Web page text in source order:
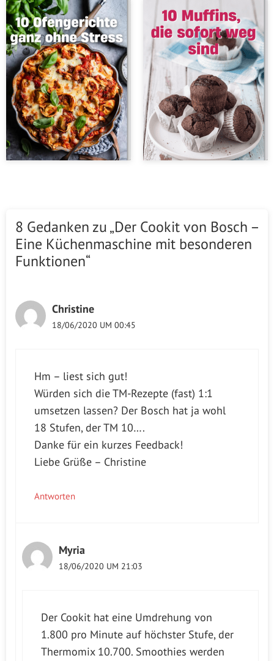
8 Gedanken zu „Der Cookit von Bosch –
Eine Küchenmaschine mit besonderen
Funktionen“
Christine
18/06/2020 UM 00:45
Hm – liest sich gut!
Würden sich die TM-Rezepte (fast) 1:1
umsetzen lassen? Der Bosch hat ja wohl
18 Stufen, der TM 10….
Danke für ein kurzes Feedback!
Liebe Grüße – Christine
Antworten
Myria
18/06/2020 UM 21:03
Der Cookit hat eine Umdrehung von
1.800 pro Minute auf höchster Stufe, der
Thermomix 10.700. Smoothies werden